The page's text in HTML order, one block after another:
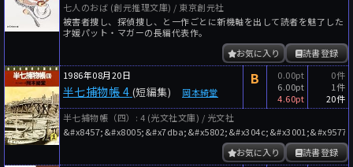
七人のおば (創元推理文庫) / 東京創元社
被害者捜し、探偵捜し、と一作ごとに新機軸を出して読者を魅了した
才媛パット・マガーの長編代表作。
読書登録
お気に入り
1986年08月20日
半七捕物帳 4 (短編集) 岡本綺堂
B
0.00pt
6.00pt
4.60pt
0件
1件
20件
半七捕物帳（四）: 4 (光文社文庫) / 光文社
読書登録
お気に入り